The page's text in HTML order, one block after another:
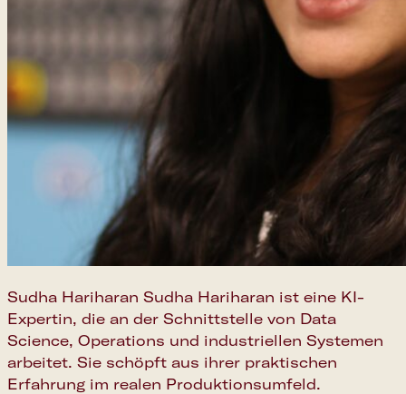
Sudha Hariharan Sudha Hariharan ist eine KI-
Expertin, die an der Schnittstelle von Data
Science, Operations und industriellen Systemen
arbeitet. Sie schöpft aus ihrer praktischen
Erfahrung im realen Produktionsumfeld.